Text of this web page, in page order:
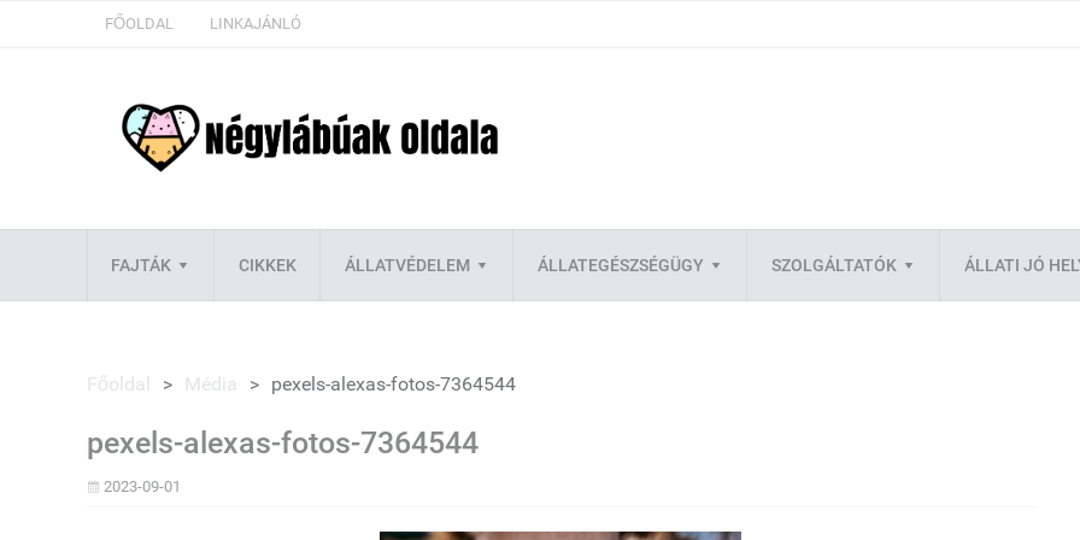
FŐOLDAL LINKAJÁNLÓ
FAJTÁK CIKKEK ÁLLATVÉDELEM ÁLLATEGÉSZSÉGÜGY SZOLGÁLTATÓK ÁLLATI JÓ
Főoldal > Média > pexels-alexas-fotos-7364544
pexels-alexas-fotos-7364544
2023-09-01